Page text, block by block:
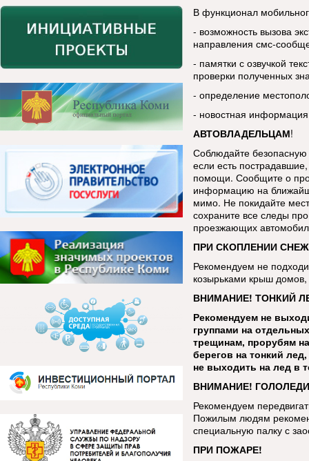
В функционал
- возможность вызова
направления смс-
- памятки с озвучкой
проверки полученных
- определение
- новостная
АВТОВЛАДЕЛЬЦАМ!
Соблюдайте
если есть
помощи. Сообщите о
информацию на
мимо. Не покидайте
сохраните все следы
проезжающих
ПРИ СКОПЛЕНИИ
Рекомендуем не
козырьками крыш домов,
ВНИМАНИЕ! ТОНКИЙ
Рекомендуем не
группами на
трещинам, прорубям
берегов на тонкий
не выходить на лед в
ВНИМАНИЕ!
Рекомендуем
Пожилым людям
специальную палку с
ПРИ ПОЖАРЕ!